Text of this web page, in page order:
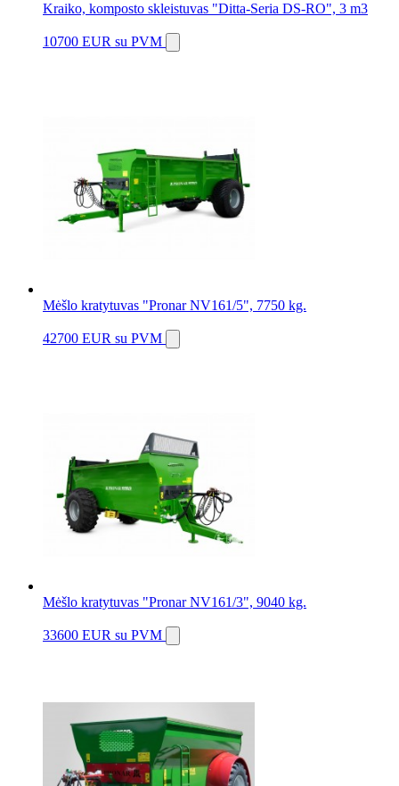
Kraiko, komposto skleistuvas "Ditta-Seria DS-RO", 3 m3
10700 EUR su PVM
Mėšlo kratytuvas "Pronar NV161/5", 7750 kg.
42700 EUR su PVM
Mėšlo kratytuvas "Pronar NV161/3", 9040 kg.
33600 EUR su PVM